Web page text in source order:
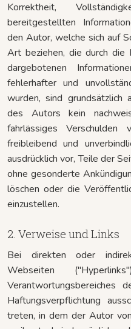
Korrektheit,
bereitgestellten
den Autor, welche sich auf
Art beziehen, die durch die
dargebotenen
fehlerhafter und
wurden, sind grundsätzlich
des Autors kein
fahrlässiges
freibleibend und
ausdrücklich vor, Teile der
ohne gesonderte
löschen oder die
einzustellen.
2. Verweise und Links
Bei direkten oder
Webseiten
Verantwortungsbereiches
Haftungsverpflichtung
treten, in dem der Autor